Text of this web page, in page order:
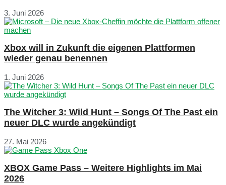
3. Juni 2026
Xbox will in Zukunft die eigenen Plattformen
wieder genau benennen
1. Juni 2026
The Witcher 3: Wild Hunt – Songs Of The Past ein
neuer DLC wurde angekündigt
27. Mai 2026
XBOX Game Pass – Weitere Highlights im Mai
2026